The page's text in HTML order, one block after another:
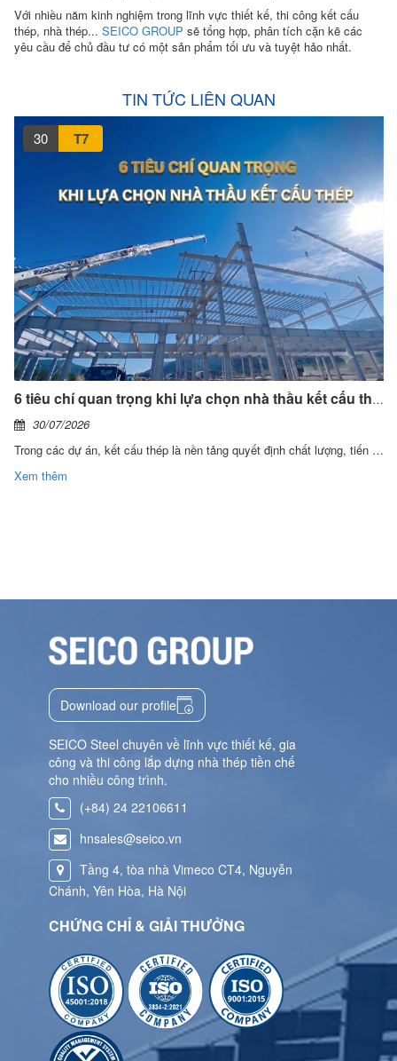
Với nhiều năm kinh nghiệm trong lĩnh vực thiết kế, thi công kết cấu
thép, nhà thép... SEICO GROUP sẽ tổng hợp, phân tích cặn kẽ các
yêu cầu để chủ đầu tư có một sản phẩm tối ưu và tuyệt hảo nhất.
TIN TỨC LIÊN QUAN
30 T7
6 tiêu chí quan trọng khi lựa chọn nhà thầu kết cấu thép
30/07/2026
Trong các dự án, kết cấu thép là nền tảng quyết định chất lượng, tiến độ và hiệu quả đầu tư của mỗi công trình. Chính vì vậy, việc lựa chọn nhà thầu cần được đánh giá trên năng lực thực thi, hệ thống quản trị và khả năng đồng hành trong toàn bộ vòng đời dự án.
Xem thêm
Download our profile
SEICO Steel chuyên về lĩnh vực thiết kế, gia
công và thi công lắp dựng nhà thép tiền chế
cho nhiều công trình.
(+84) 24 22106611
hnsales@seico.vn
Tầng 4, tòa nhà Vimeco CT4, Nguyễn
Chánh, Yên Hòa, Hà Nội
CHỨNG CHỈ & GIẢI THƯỞNG